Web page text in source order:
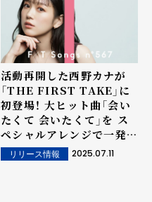
活動再開した西野カナが
「THE FIRST TAKE」に
初登場！ 大ヒット曲「会い
たくて 会いたくて」を ス
ペシャルアレンジで一発撮
りパフォーマンス！
リリース情報 2025.07.11